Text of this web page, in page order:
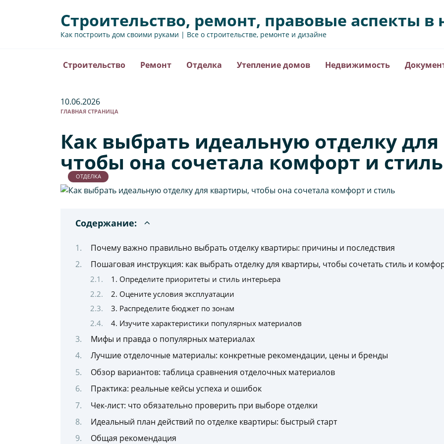
Строительство, ремонт, правовые аспекты
Как построить дом своими руками | Все о строительстве, ремонте и дизайне
Строительство Ремонт Отделка Утепление домов Недвижимость
10.06.2026
ГЛАВНАЯ СТРАНИЦА
Как выбрать идеальную отделку
чтобы она сочетала комфорт и стиль
ОТДЕЛКА
Содержание:
Почему важно правильно выбрать отделку квартиры: причины и последствия
Пошаговая инструкция: как выбрать отделку для квартиры, чтобы сочетать стиль и
1. Определите приоритеты и стиль интерьера
2. Оцените условия эксплуатации
3. Распределите бюджет по зонам
4. Изучите характеристики популярных материалов
Мифы и правда о популярных материалах
Лучшие отделочные материалы: конкретные рекомендации, цены и бренды
Обзор вариантов: таблица сравнения отделочных материалов
Практика: реальные кейсы успеха и ошибок
Чек-лист: что обязательно проверить при выборе отделки
Идеальный план действий по отделке квартиры: быстрый старт
Общая рекомендация